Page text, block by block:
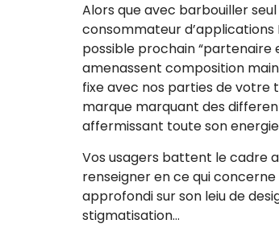
Alors que avec barbouiller
consommateur
possible prochain “partenaire
amenassent composition
fixe avec nos parties de votre
marque marquant des
affermissant toute son
Vos usagers battent le cadre
renseigner en ce qui
approfondi sur son leiu de
stigmatisation…